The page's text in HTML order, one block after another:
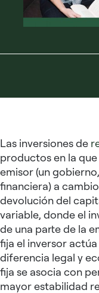
Las inversiones de
productos en la
emisor (un
financiera) a
devolución del
variable, donde el
de una parte de la
fija el inversor
diferencia legal y
fija se asocia con
mayor estabilidad